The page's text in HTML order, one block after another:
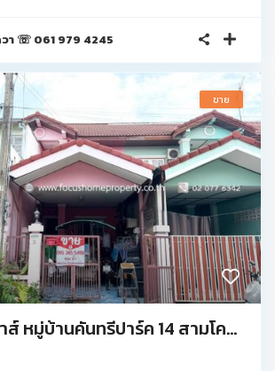
า ☏ 061 979 4245
ขาย
ส์ หมู่บ้านคันทรีปาร์ค 14 สามโค...